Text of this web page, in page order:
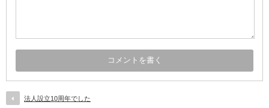
法人設立10周年でした